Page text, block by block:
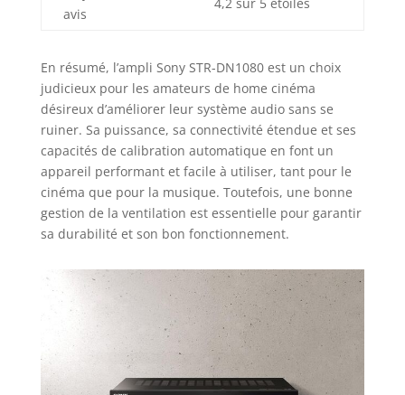
avis
En résumé, l’ampli Sony STR-DN1080 est un choix
judicieux pour les amateurs de home cinéma
désireux d’améliorer leur système audio sans se
ruiner. Sa puissance, sa connectivité étendue et ses
capacités de calibration automatique en font un
appareil performant et facile à utiliser, tant pour le
cinéma que pour la musique. Toutefois, une bonne
gestion de la ventilation est essentielle pour garantir
sa durabilité et son bon fonctionnement.